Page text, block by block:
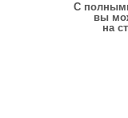
С
вы
на